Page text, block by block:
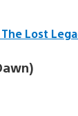
Lost